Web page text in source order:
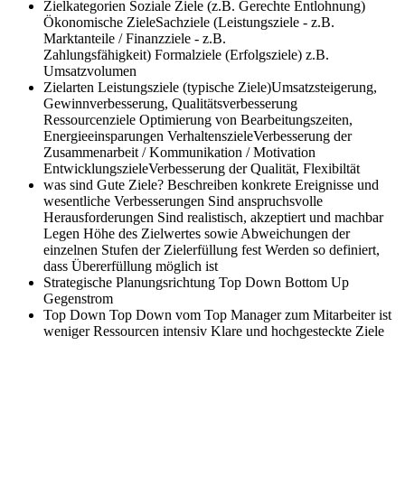
Zielkategorien Soziale Ziele (z.B. Gerechte Entlohnung)
Ökonomische ZieleSachziele (Leistungsziele - z.B.
Marktanteile / Finanzziele - z.B.
Zahlungsfähigkeit) Formalziele (Erfolgsziele) z.B.
Umsatzvolumen
Zielarten Leistungsziele (typische Ziele)Umsatzsteigerung,
Gewinnverbesserung, Qualitätsverbesserung
Ressourcenziele Optimierung von Bearbeitungszeiten,
Energieeinsparungen VerhaltenszieleVerbesserung der
Zusammenarbeit / Kommunikation / Motivation
EntwicklungszieleVerbesserung der Qualität, Flexibiltät
was sind Gute Ziele? Beschreiben konkrete Ereignisse und
wesentliche Verbesserungen Sind anspruchsvolle
Herausforderungen Sind realistisch, akzeptiert und machbar
Legen Höhe des Zielwertes sowie Abweichungen der
einzelnen Stufen der Zielerfüllung fest Werden so definiert,
dass Übererfüllung möglich ist
Strategische Planungsrichtung Top Down Bottom Up
Gegenstrom
Top Down Top Down vom Top Manager zum Mitarbeiter ist
weniger Ressourcen intensiv Klare und hochgesteckte Ziele